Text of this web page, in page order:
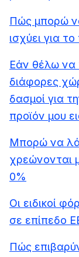
Πώς μπορώ
ισχύει για
Εάν θέλω να
διάφορες
δασμοί για
προϊόν μου
Μπορώ να
χρεώνονται
0%
Οι ειδικοί
σε επίπεδο
Πώς